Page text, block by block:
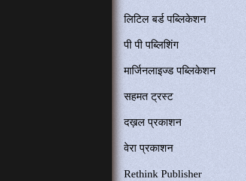
लिटिल बर्ड पब्लिकेशन
पी पी पब्लिशिंग
मार्जिनलाइज्ड पब्लिकेशन
सहमत ट्रस्ट
दख़ल प्रकाशन
वेरा प्रकाशन
Rethink Publisher